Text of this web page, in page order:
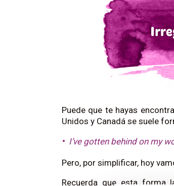
Puede que te hayas
Unidos y Canadá se suele
I’ve gotten behind on my
Pero, por simplificar, hoy
Recuerda que esta forma